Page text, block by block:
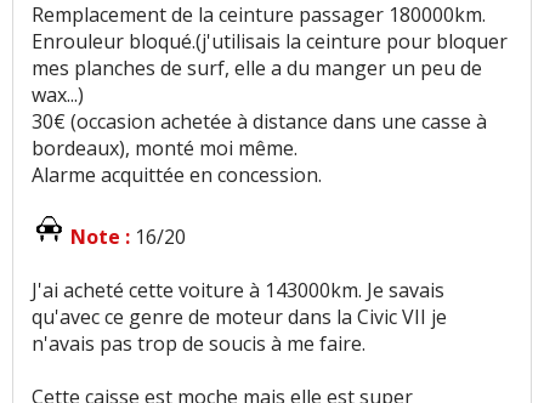
Remplacement de la ceinture passager 180000km.
Enrouleur bloqué.(j'utilisais la ceinture pour bloquer
mes planches de surf, elle a du manger un peu de
wax...)
30€ (occasion achetée à distance dans une casse à
bordeaux), monté moi même.
Alarme acquittée en concession.
Note : 16/20
J'ai acheté cette voiture à 143000km. Je savais
qu'avec ce genre de moteur dans la Civic VII je
n'avais pas trop de soucis à me faire.
Cette caisse est moche mais elle est super